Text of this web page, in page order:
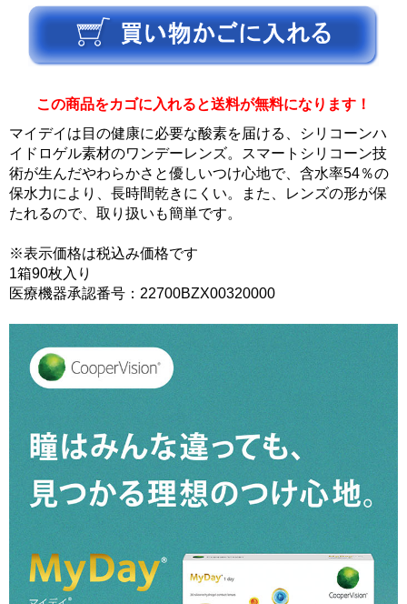
この商品をカゴに入れると送料が無料になります！
マイデイは目の健康に必要な酸素を届ける、シリコーンハ
イドロゲル素材のワンデーレンズ。スマートシリコーン技
術が生んだやわらかさと優しいつけ心地で、含水率54％の
保水力により、長時間乾きにくい。また、レンズの形が保
たれるので、取り扱いも簡単です。
※表示価格は税込み価格です
1箱90枚入り
医療機器承認番号：22700BZX00320000